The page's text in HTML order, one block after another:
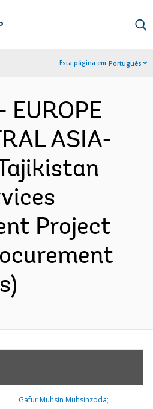
Esta página em:Português
EUROPE
ASIA-
Project
Gafur Muhsin Muhsinzoda;